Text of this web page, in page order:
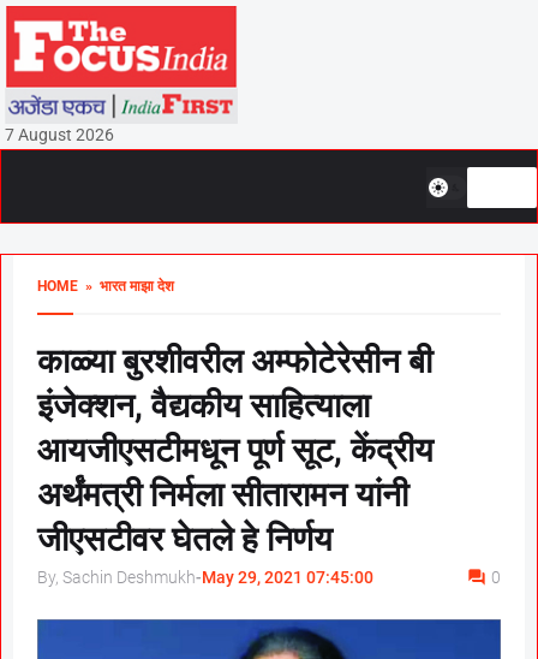
7 August 2026
HOME » भारत माझा देश
काळ्या बुरशीवरील अम्फोटेरेसीन बी
इंजेक्शन, वैद्यकीय साहित्याला
आयजीएसटीमधून पूर्ण सूट, केंद्रीय
अर्थंमत्री निर्मला सीतारामन यांनी
जीएसटीवर घेतले हे निर्णय
By, Sachin Deshmukh-May 29, 2021 07:45:00 0